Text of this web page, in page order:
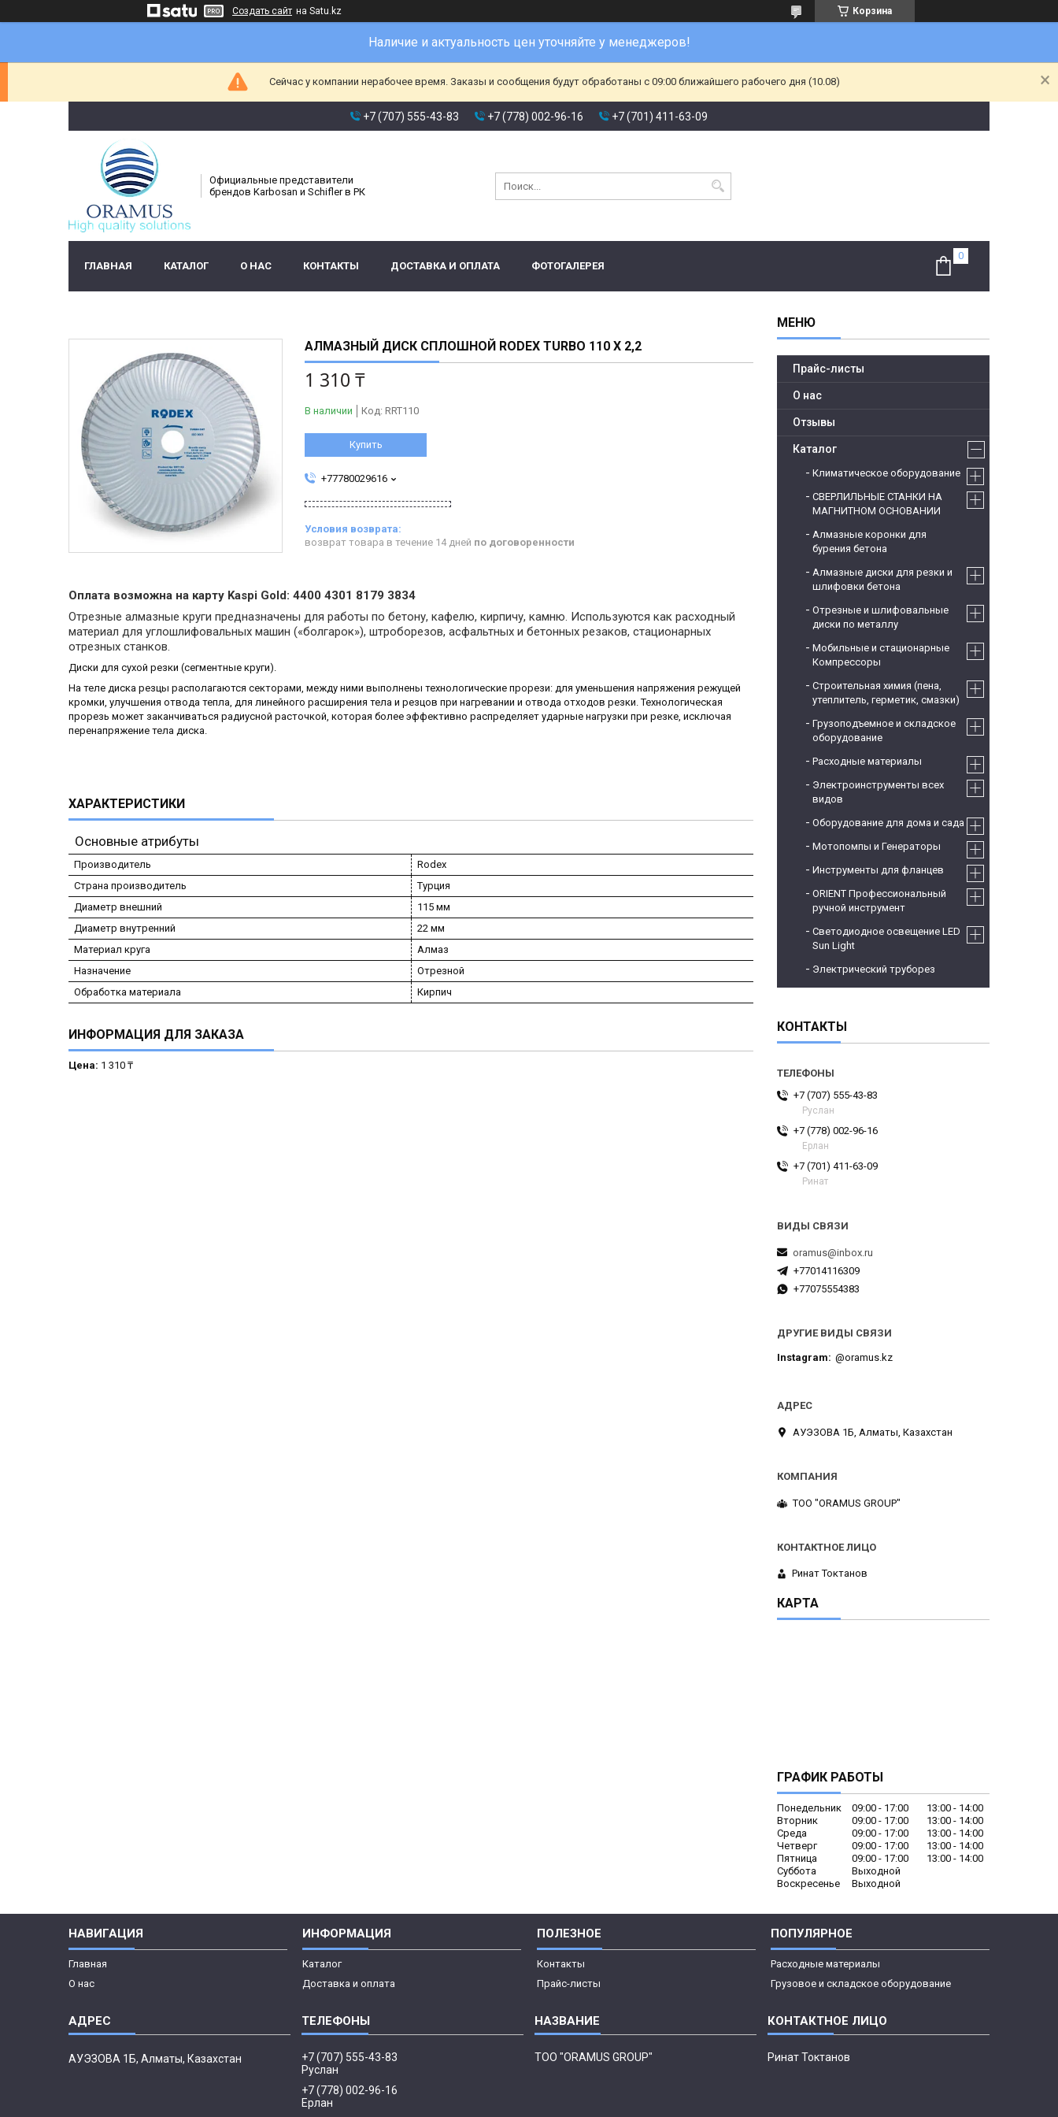
Создать сайт на Satu.kz Корзина
Наличие и актуальность цен уточняйте у менеджеров!
Сейчас у компании нерабочее время. Заказы и сообщения будут обработаны с 09:00 ближайшего рабочего дня (10.08)
+7 (707) 555-43-83 +7 (778) 002-96-16 +7 (701) 411-63-09
Официальные представители
брендов Karbosan и Schifler в РК
ГЛАВНАЯ КАТАЛОГ О НАС КОНТАКТЫ ДОСТАВКА И ОПЛАТА ФОТОГАЛЕРЕЯ
АЛМАЗНЫЙ ДИСК СПЛОШНОЙ RODEX TURBO 110 X 2,2
1 310 ₸
В наличии Код: RRT110
Купить
+77780029616
возврат товара в течение 14 дней по договоренности
Оплата возможна на карту Kaspi Gold: 4400 4301 8179 3834
Отрезные алмазные круги предназначены для работы по бетону, кафелю, кирпичу, камню. Используются как расходный
материал для углошлифовальных машин («болгарок»), штроборезов, асфальтных и бетонных резаков, стационарных
отрезных станков.
Диски для сухой резки (сегментные круги).
На теле диска резцы располагаются секторами, между ними выполнены технологические прорези: для уменьшения напряжения режущей
кромки, улучшения отвода тепла, для линейного расширения тела и резцов при нагревании и отвода отходов резки. Технологическая
прорезь может заканчиваться радиусной расточкой, которая более эффективно распределяет ударные нагрузки при резке, исключая
перенапряжение тела диска.
ХАРАКТЕРИСТИКИ
Основные атрибуты
Производитель
Rodex
Страна производитель
Турция
Диаметр внешний
115 мм
Диаметр внутренний
22 мм
Материал круга
Алмаз
Назначение
Отрезной
Обработка материала
Кирпич
ИНФОРМАЦИЯ ДЛЯ ЗАКАЗА
Цена: 1 310 ₸
Прайс-листы
О нас
Отзывы
Каталог
Климатическое оборудование
СВЕРЛИЛЬНЫЕ СТАНКИ НА
МАГНИТНОМ ОСНОВАНИИ
Алмазные коронки для
бурения бетона
Алмазные диски для резки и
шлифовки бетона
Отрезные и шлифовальные
диски по металлу
Мобильные и стационарные
Компрессоры
Строительная химия (пена,
утеплитель, герметик, смазки)
Грузоподъемное и складское
оборудование
Расходные материалы
Электроинструменты всех
видов
Оборудование для дома и сада
Мотопомпы и Генераторы
Инструменты для фланцев
ORIENT Профессиональный
ручной инструмент
Светодиодное освещение LED
Sun Light
Электрический труборез
КОНТАКТЫ
+7 (707) 555-43-83
Руслан
+7 (778) 002-96-16
Ерлан
+7 (701) 411-63-09
Ринат
oramus@inbox.ru
+77014116309
+77075554383
ДРУГИЕ ВИДЫ СВЯЗИ
Instagram @oramus.kz
АУЭЗОВА 1Б, Алматы, Казахстан
ТОО "ORAMUS GROUP"
Ринат Токтанов
КАРТА
ГРАФИК РАБОТЫ
Понедельник 09:00 17:00 13:00
14:00
Вторник
09:00 17:00 13:00
14:00
Среда
09:00 17:00 13:00
14:00
Четверг
09:00 17:00 13:00
14:00
Пятница
09:00 17:00 13:00
14:00
Суббота
Выходной
Воскресенье
Выходной
НАВИГАЦИЯ
Главная
О нас
ИНФОРМАЦИЯ
Каталог
Доставка и оплата
ПОЛЕЗНОЕ
Контакты
Прайс-листы
ПОПУЛЯРНОЕ
Расходные материалы
Грузовое и складское оборудование
АУЭЗОВА 1Б, Алматы, Казахстан
+7 (707) 555-43-83
Руслан
+7 (778) 002-96-16
Ерлан
ТОО "ORAMUS GROUP" Ринат Токтанов